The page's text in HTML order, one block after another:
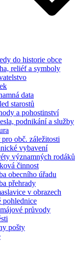
do historie obce
reliéf a symboly
data
starostů
a pohostinství
podnikání a služby
pro obč. záležitosti
vybavení
významných rodáků
činnost
obecního úřadu
přehrady
v obrazech
pohlednice
průvody
pošty